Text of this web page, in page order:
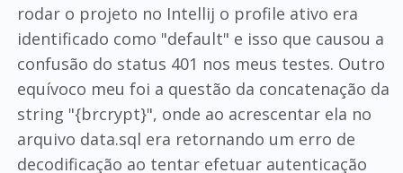
rodar o projeto no Intellij o profile ativo era
identificado como "default" e isso que causou a
confusão do status 401 nos meus testes. Outro
equívoco meu foi a questão da concatenação da
string "{brcrypt}", onde ao acrescentar ela no
arquivo data.sql era retornando um erro de
decodificação ao tentar efetuar autenticação